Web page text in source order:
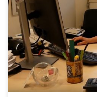
Ana Paula Brites, da Presidência de
nos como foi o seu percurso desde
ENGINews dá a conhecer a Escola
não-docentes.